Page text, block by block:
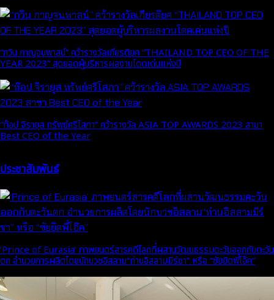
“กวิน กาญจนพาสน์” คว้ารางวัลเกียรติยศ “THAILAND TOP CEO OF THE
YEAR 2023” สุดยอดผู้บริหารผลงานโดดเด่นแห่งปี
“ท๊อป จิรายุส ทรัพย์ศรีโสภา” คว้ารางวัล ASIA TOP AWARDS 2023 สาขา
Best CEO of the Year
ประชาสัมพันธ์
‘Prince of Eurasia’ ภาพยนตร์สารคดีโลกที่ผสานวัฒนธรรมตะวันออกกับตะวัน
ตก อำนวยการผลิตโดยนักบวชอิสลาม“ท่านอิสลามมีร์ซา” หรือ “ซัยยิดพี่โอ๊ค”